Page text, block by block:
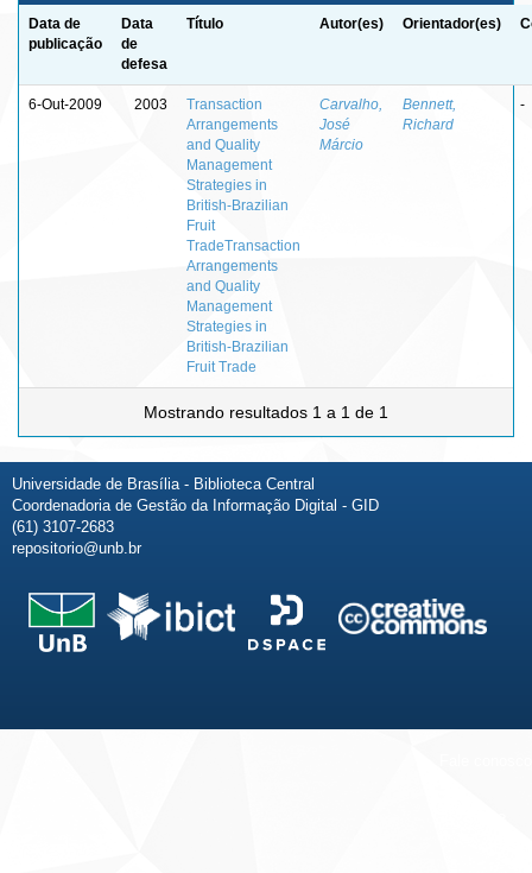
Data de
publicação
Data
de
defesa
Título Autor(es) Orientador(es)
6-Out-2009 2003
Transaction
Arrangements
and Quality
Management
Strategies in
British-Brazilian
Fruit
TradeTransaction
Arrangements
and Quality
Management
Strategies in
British-Brazilian
Fruit Trade
Carvalho,
José
Márcio
Bennett,
Richard
-
Mostrando resultados 1 a 1 de 1
Universidade de Brasília - Biblioteca Central
Coordenadoria de Gestão da Informação Digital - GID
(61) 3107-2683
repositorio@unb.br